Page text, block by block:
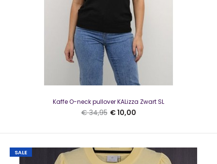
Kaffe KAregina trui O-Neck Sand Collar
Kaffe KAregina Trui O-Neck Knit Sand CollarMooie trui van
Kaffe met een subtiel glittertje. Mooi voo..
Kaffe O-neck pullover KALizza Zwart SL
€ 34,95 € 10,00
SALE